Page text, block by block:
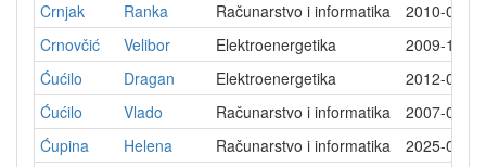
Crnjak
Ranka Računarstvo i informatika
2010-07-
Crnovčić
Velibor Elektroenergetika
2009-12-
Ćućilo
Dragan Elektroenergetika
2012-02-
Ćućilo
Vlado Računarstvo i informatika
2007-05-
Ćupina
Helena Računarstvo i informatika
2025-05-